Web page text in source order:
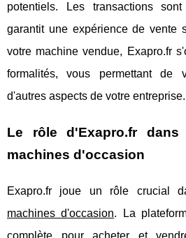
potentiels. Les transactions
garantit une expérience de vente
votre machine vendue, Exapro.fr
formalités, vous permettant de
d'autres aspects de votre entreprise.
Le rôle d'Exapro.fr
machines d'occasion
Exapro.fr joue un rôle crucial
machines d'occasion. La
complète pour acheter et